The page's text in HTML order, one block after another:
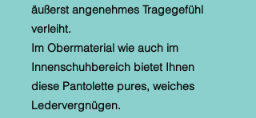
äußerst angenehmes Tragegefühl
verleiht.
Im Obermaterial wie auch im
Innenschuhbereich bietet Ihnen
diese Pantolette pures, weiches
Ledervergnügen.